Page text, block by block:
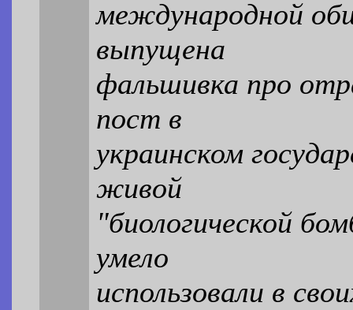
международной
выпущена
фальшивка про
пост в
украинском
живой
"биологической
умело
использовали в